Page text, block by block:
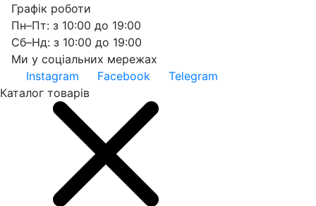
Графік роботи
Пн–Пт: з 10:00 до 19:00
Сб–Нд: з 10:00 до 19:00
Ми у соціальних мережах
Instagram
Facebook
Telegram
Каталог товарів